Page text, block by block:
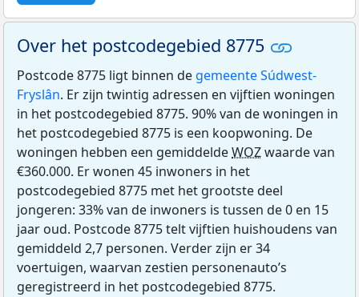
Over het postcodegebied 8775
Postcode 8775 ligt binnen de gemeente Súdwest-
Fryslân. Er zijn twintig adressen en vijftien woningen
in het postcodegebied 8775. 90% van de woningen in
het postcodegebied 8775 is een koopwoning. De
woningen hebben een gemiddeldeWOZwaarde van
€360.000. Er wonen 45 inwoners in het
postcodegebied 8775 met het grootste deel
jongeren: 33% van de inwoners is tussen de 0 en 15
jaar oud. Postcode 8775 telt vijftien huishoudens van
gemiddeld 2,7 personen. Verder zijn er 34
voertuigen, waarvan zestien personenauto’s
geregistreerd in het postcodegebied 8775.